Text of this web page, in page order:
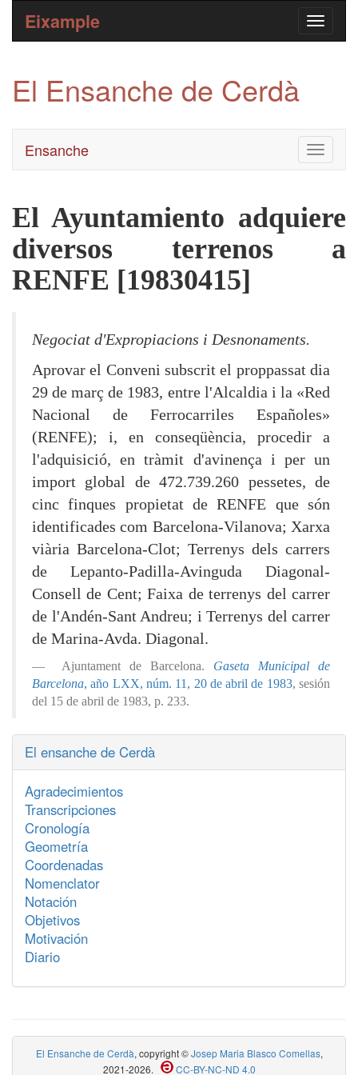
Eixample
El Ensanche de Cerdà
Toggle
Ensanche
El Ayuntamiento adquiere
diversos terrenos a
RENFE [19830415]
Negociat d'Expropiacions i Desnonaments.
Aprovar el Conveni subscrit el proppassat dia
29 de març de 1983, entre l'Alcaldia i la «Red
Nacional de Ferrocarriles Españoles»
(RENFE); i, en conseqüència, procedir a
l'adquisició, en tràmit d'avinença i per un
import global de 472.739.260 pessetes, de
cinc finques propietat de RENFE que són
identificades com Barcelona-Vilanova; Xarxa
viària Barcelona-Clot; Terrenys dels carrers
de Lepanto-Padilla-Avinguda Diagonal-
Consell de Cent; Faixa de terrenys del carrer
de l'Andén-Sant Andreu; i Terrenys del carrer
de Marina-Avda. Diagonal.
Ajuntament de Barcelona. Gaseta Municipal de
Barcelona, año LXX, núm. 11, 20 de abril de 1983, sesión
del 15 de abril de 1983, p. 233.
El ensanche de Cerdà
Agradecimientos
Transcripciones
Cronología
Geometría
Coordenadas
Nomenclator
Notación
Objetivos
Motivación
Diario
El Ensanche de Cerdà, copyright ©Josep Maria Blasco Comellas,
2021-2026.
CC-BY-NC-ND 4.0